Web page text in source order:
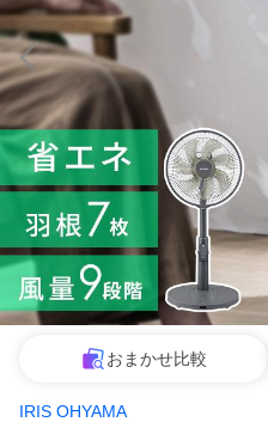
おまかせ比較
IRIS OHYAMA